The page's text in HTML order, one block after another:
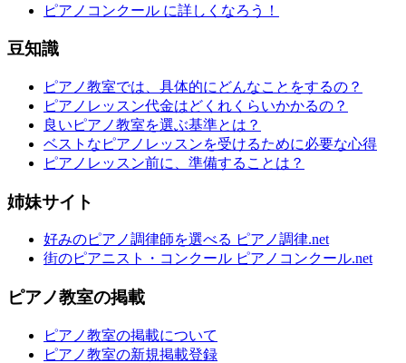
ピアノコンクール に詳しくなろう！
豆知識
ピアノ教室では、具体的にどんなことをするの？
ピアノレッスン代金はどくれくらいかかるの？
良いピアノ教室を選ぶ基準とは？
ベストなピアノレッスンを受けるために必要な心得
ピアノレッスン前に、準備することは？
姉妹サイト
好みのピアノ調律師を選べる ピアノ調律.net
街のピアニスト・コンクール ピアノコンクール.net
ピアノ教室の掲載
ピアノ教室の掲載について
ピアノ教室の新規掲載登録